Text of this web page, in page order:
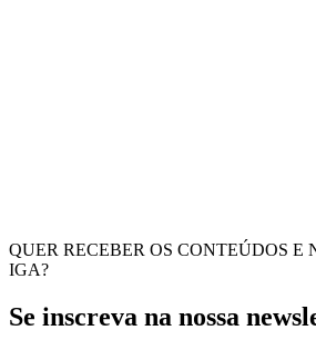
QUER RECEBER OS CONTEÚDOS E
IGA?
Se inscreva na nossa